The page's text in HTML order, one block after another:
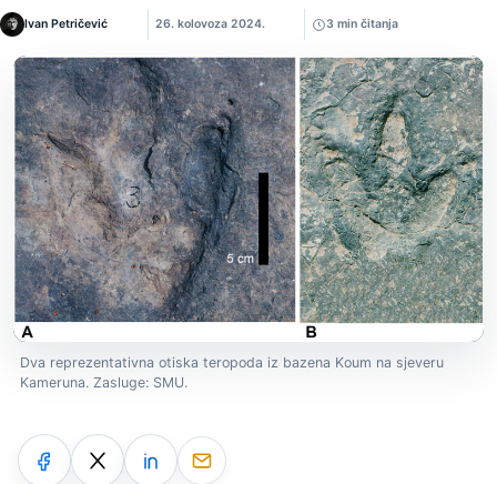
Ivan Petričević 26. kolovoza 2024. 3 min čitanja
Dva reprezentativna otiska teropoda iz bazena Koum na sjeveru
Kameruna. Zasluge: SMU.